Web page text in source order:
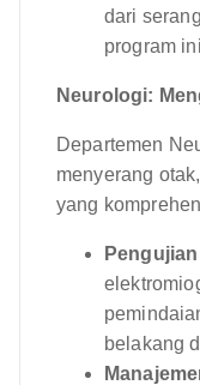
dari
program
Neurologi:
Departemen
menyerang
yang
belakang